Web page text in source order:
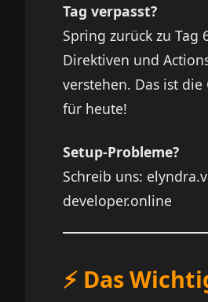
Tag verpasst?
Spring zurück zu Tag
Direktiven und
verstehen. Das ist
für heute!
Setup-Probleme?
Schreib uns:
developer.online
⚡ Das